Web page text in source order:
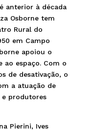
anterior à década
Osborne tem
Rural do
em Campo
apoiou o
ao espaço. Com o
de desativação, o
a atuação de
produtores
Pierini, Ives